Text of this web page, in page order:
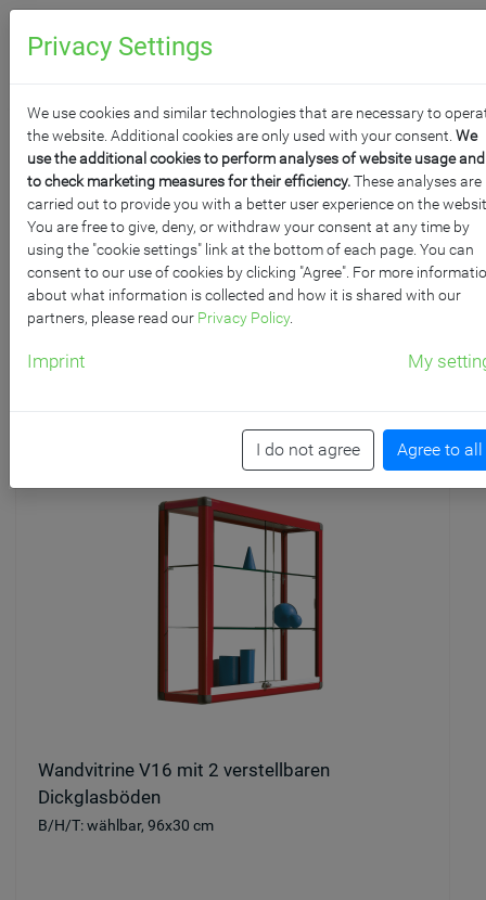
Präsentieren Sie ihre Ausstellungsstücke in unseren
Vitrinen hinter bruchfestem Sicherheitsglas. Durch die
gegen fremden Zugriff geschützt und ihre Kunst sicher
Raster/Reihen
Wandvitrine V16 mit 2 verstellbaren
Dickglasböden
B/H/T: wählbar, 96x30 cm
Privacy Settings
We use cookies and similar technologies that are necessary to
the website. Additional cookies are only used with your consent. We
use the additional cookies to perform analyses of website usage and
to check marketing measures for their efficiency.These analyses are
carried out to provide you with a better user experience on the
You are free to give, deny, or withdraw your consent at any time by
using the "cookie settings" link at the bottom of each page. You can
consent to our use of cookies by clicking "Agree". For more
about what information is collected and how it is shared with our
partners, please read our Privacy Policy.
Imprint My
I do not agree Agree to all